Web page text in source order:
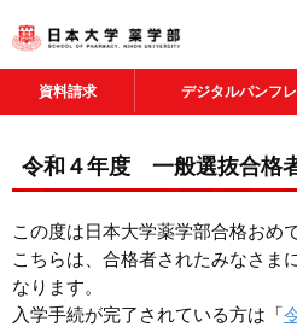
資料請求 デジタルパンフ
令和４年度 一般選抜合格
この度は日本大学薬学部合格おめ
こちらは、合格者されたみなさま
なります。
入学手続が完了されている方は「